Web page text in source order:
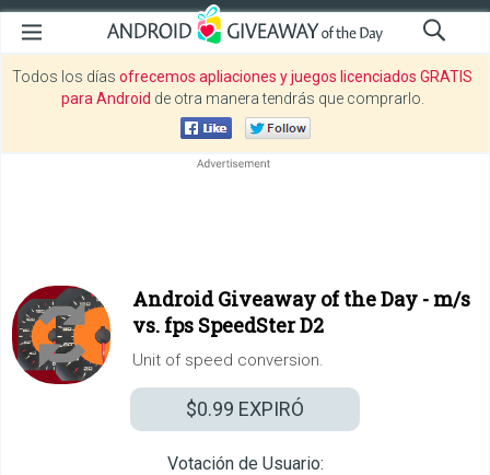
Todos los días ofrecemos apliaciones y juegos licenciados GRATIS
para Android de otra manera tendrás que comprarlo.
Android Giveaway of the Day - m/s
vs. fps SpeedSter D2
Unit of speed conversion.
$0.99 EXPIRÓ
Votación de Usuario: